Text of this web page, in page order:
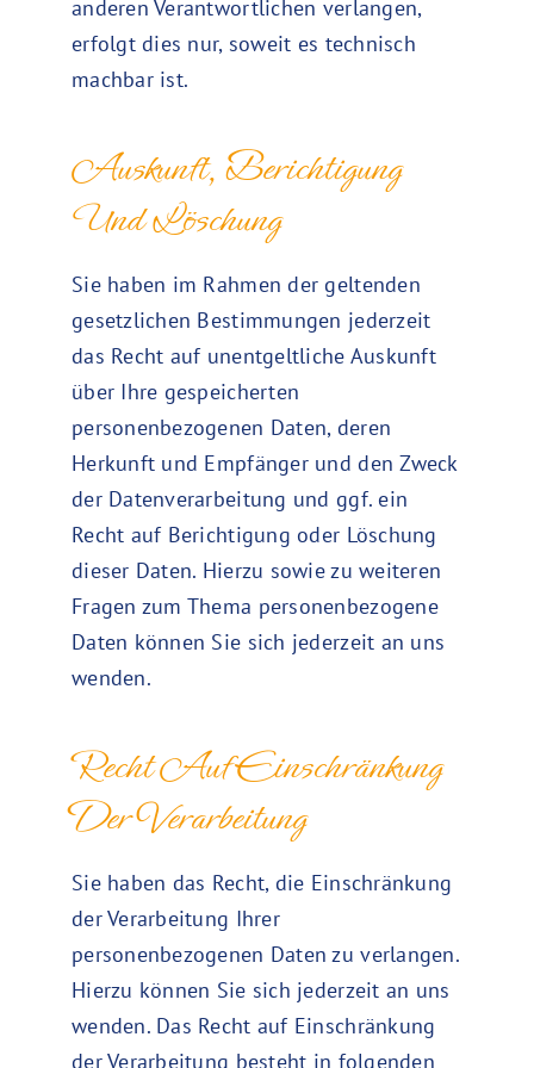
anderen Verantwortlichen verlangen,
erfolgt dies nur, soweit es technisch
machbar ist.
Auskunft, Berichtigung
Und Löschung
Sie haben im Rahmen der geltenden
gesetzlichen Bestimmungen jederzeit
das Recht auf unentgeltliche Auskunft
über Ihre gespeicherten
personenbezogenen Daten, deren
Herkunft und Empfänger und den Zweck
der Datenverarbeitung und ggf. ein
Recht auf Berichtigung oder Löschung
dieser Daten. Hierzu sowie zu weiteren
Fragen zum Thema personenbezogene
Daten können Sie sich jederzeit an uns
wenden.
Recht Auf Einschränkung
Der Verarbeitung
Sie haben das Recht, die Einschränkung
der Verarbeitung Ihrer
personenbezogenen Daten zu verlangen.
Hierzu können Sie sich jederzeit an uns
wenden. Das Recht auf Einschränkung
der Verarbeitung besteht in folgenden